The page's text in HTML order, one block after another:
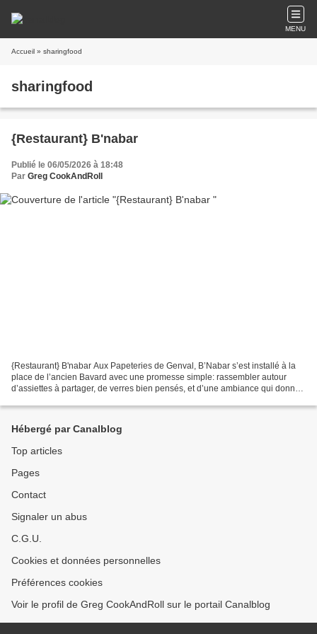
MENU
Accueil » sharingfood
sharingfood
{Restaurant} B'nabar
Publié le 06/05/2026 à 18:48
Par Greg CookAndRoll
{Restaurant} B'nabar Aux Papeteries de Genval, B’Nabar s’est installé à la
place de l’ancien Bavard avec une promesse simple: rassembler autour
d’assiettes à partager, de verres bien pensés, et d’une ambiance qui donne
Hébergé par Canalblog
Top articles
Pages
Contact
Signaler un abus
C.G.U.
Cookies et données personnelles
Préférences cookies
Voir le profil de Greg CookAndRoll sur le portail Canalblog